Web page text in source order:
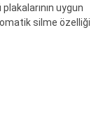
uygun
silme özelliği